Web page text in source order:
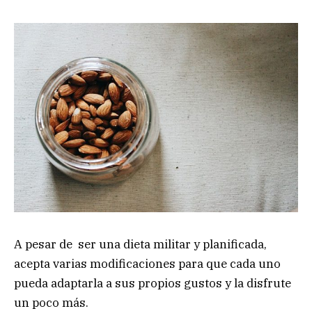
A pesar de ser una dieta militar y planificada,
acepta varias modificaciones para que cada uno
pueda adaptarla a sus propios gustos y la disfrute
un poco más.